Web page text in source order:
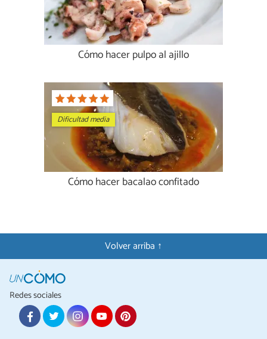
Cómo hacer pulpo al ajillo
Dificultad media
Cómo hacer bacalao confitado
Volver arriba ↑
Redes sociales